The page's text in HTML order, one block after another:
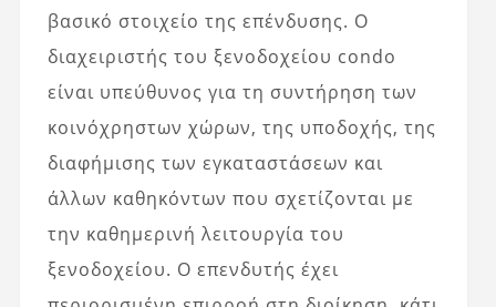
βασικό στοιχείο της επένδυσης. Ο
διαχειριστής του ξενοδοχείου condo
είναι υπεύθυνος για τη συντήρηση των
κοινόχρηστων χώρων, της υποδοχής, της
διαφήμισης των εγκαταστάσεων και
άλλων καθηκόντων που σχετίζονται με
την καθημερινή λειτουργία του
ξενοδοχείου. Ο επενδυτής έχει